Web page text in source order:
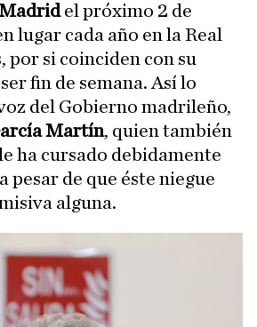
el próximo 2 de
lugar cada año en la Real
por si coinciden con su
fin de semana. Así lo
del Gobierno madrileño,
Martín, quien también
ha cursado debidamente
pesar de que éste niegue
alguna.